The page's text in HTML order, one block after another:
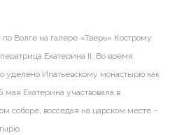
Волге на галере «Тверь» Кострому
Екатерина II. Во время
Ипатьевскому монастырю как
Екатерина участвовала в
соборе, восседая на царском месте –